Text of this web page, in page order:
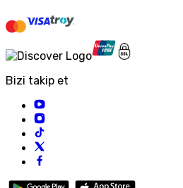
Bizi takip et